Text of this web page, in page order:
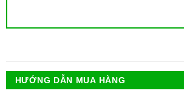
HƯỚNG DẪN MUA HÀNG